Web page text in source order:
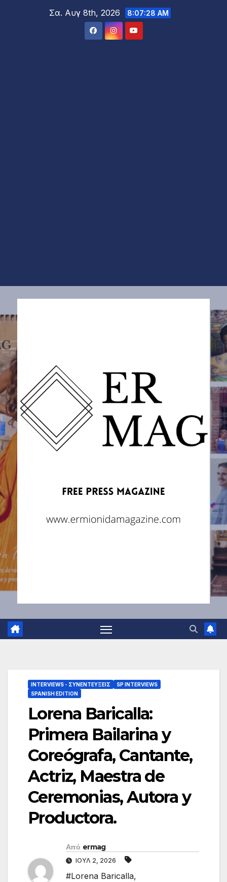
Σα. Αυγ 8th, 2026 8:07:30 AM
INTERVIEWS - ΣΥΝΕΝΤΕΎΞΕΙΣ
SP INTERVIEWS
SPANISH EDITION
Lorena Baricalla:
Primera Bailarina y
Coreógrafa, Cantante,
Actriz, Maestra de
Ceremonias, Autora y
Productora.
Από ermag
ΙΟΎΛ 2, 2026
#Lorena Baricalla,